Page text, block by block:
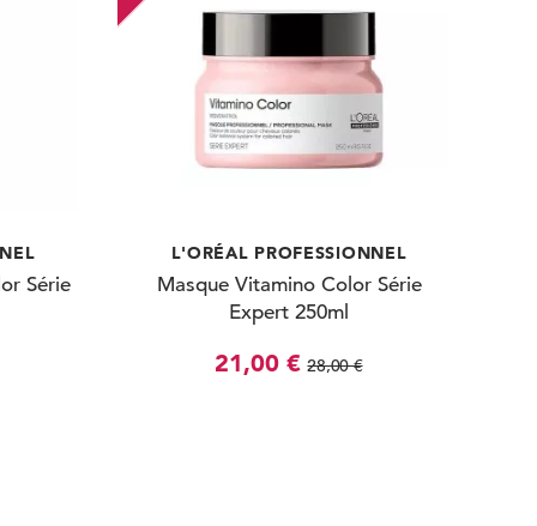
Série
L'ORÉAL PROFESSIONNEL
Masque Vitamino Color Série
Expert 250ml
21,00 € 28,00 €